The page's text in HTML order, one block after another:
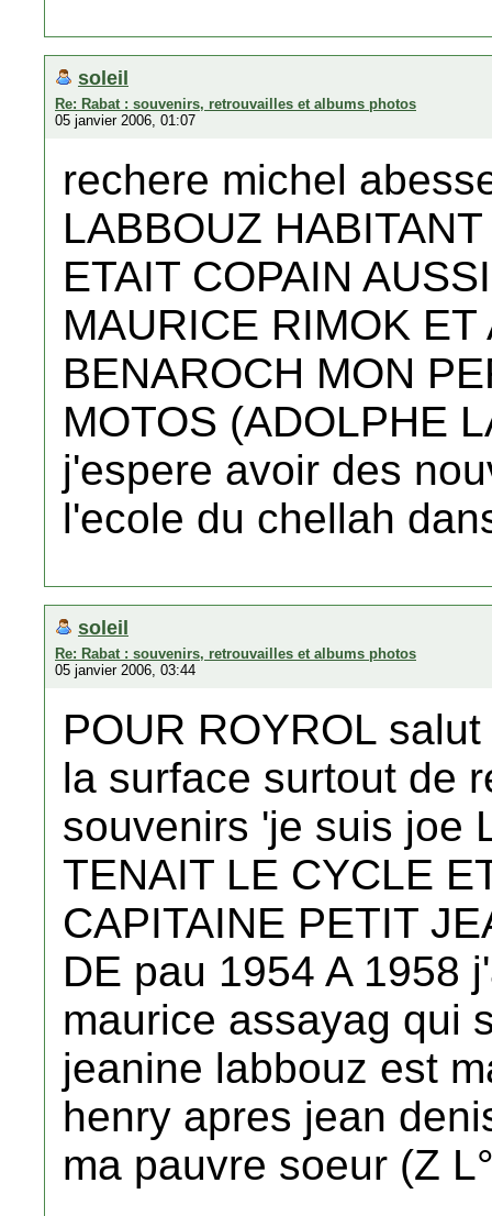
soleil
Re: Rabat : souvenirs, retrouvailles et albums photos
05 janvier 2006, 01:07
rechere michel
LABBOUZ
ETAIT COPAIN
MAURICE RIMOK
BENAROCH MON
MOTOS (ADOLPHE
j'espere avoir des
l'ecole du chellah
soleil
Re: Rabat : souvenirs, retrouvailles et albums photos
05 janvier 2006, 03:44
POUR ROYROL
la surface surtout de
souvenirs 'je suis joe
TENAIT LE CYCLE
CAPITAINE PETIT
DE pau 1954 A 1958
maurice assayag qui
jeanine labbouz est
henry apres jean
ma pauvre soeur (Z